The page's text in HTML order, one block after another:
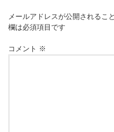
メールアドレスが公開されるこ
欄は必須項目です
コメント ※